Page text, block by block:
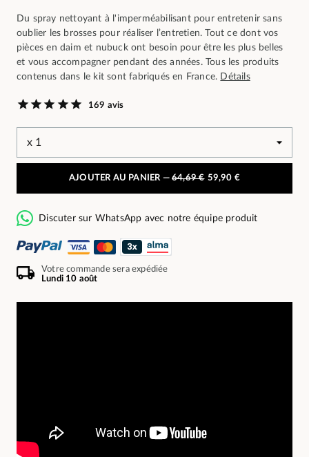
Du spray nettoyant à l'imperméabilisant pour entretenir sans
oublier les brosses pour réaliser l’entretien. Tout ce dont vos
pièces en daim et nubuck ont besoin pour être les plus belles
et vous accompagner pendant des années. Tous les produits
contenus dans le kit sont fabriqués en France. Détails
169 avis
AJOUTER AU PANIER —64,69 € 59,90 €
Discuter sur WhatsApp avec notre équipe produit
Votre commande sera expédiée
Lundi 10 août